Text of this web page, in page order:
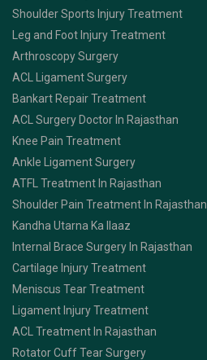
Shoulder Sports Injury Treatment
Leg and Foot Injury Treatment
Arthroscopy Surgery
ACL Ligament Surgery
Bankart Repair Treatment
ACL Surgery Doctor In Rajasthan
Knee Pain Treatment
Ankle Ligament Surgery
ATFL Treatment In Rajasthan
Shoulder Pain Treatment In Rajasthan
Kandha Utarna Ka Ilaaz
Internal Brace Surgery In Rajasthan
Cartilage Injury Treatment
Meniscus Tear Treatment
Ligament Injury Treatment
ACL Treatment In Rajasthan
Rotator Cuff Tear Surgery